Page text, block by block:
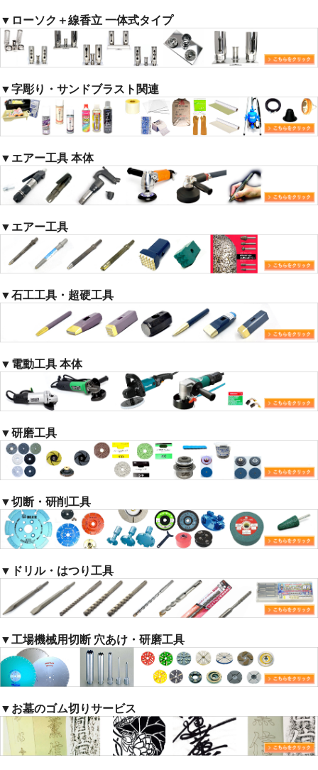
▼ローソク＋線香立 一体式タイプ
▼字彫り・サンドブラスト関連
▼エアー工具 本体
▼エアー工具
▼石工工具・超硬工具
▼電動工具 本体
▼研磨工具
▼切断・研削工具
▼ドリル・はつり工具
▼工場機械用切断 穴あけ・研磨工具
▼お墓のゴム切りサービス